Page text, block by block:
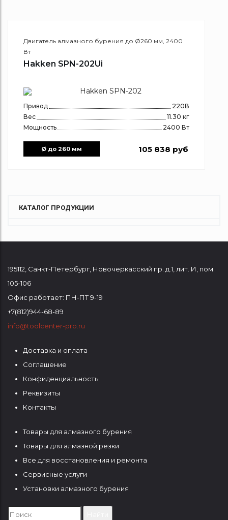
Двигатель алмазного бурения до Ø260 мм, 2400
Вт
Hakken SPN-202Ui
Привод
220В
Вес
11.30 кг
Мощность
2400 Вт
Ø до 260 мм 105 838 руб
КАТАЛОГ ПРОДУКЦИИ
195112 Санкт-Петербург Новочеркасский пр. д.1, лит. И, пом.
105-106
Офис работает: ПН-ПТ 9-19
+7(812)944-68-89
info@toolcenter-pro.ru
ФУТЕРДоставка и оплата
Соглашение
Конфиденциальность
Реквизиты
Контакты
ФУТЕРТовары для алмазного бурения
Товары для алмазной резки
Все для восстановления и ремонта
Сервисные услуги
Установки алмазного бурения
Search